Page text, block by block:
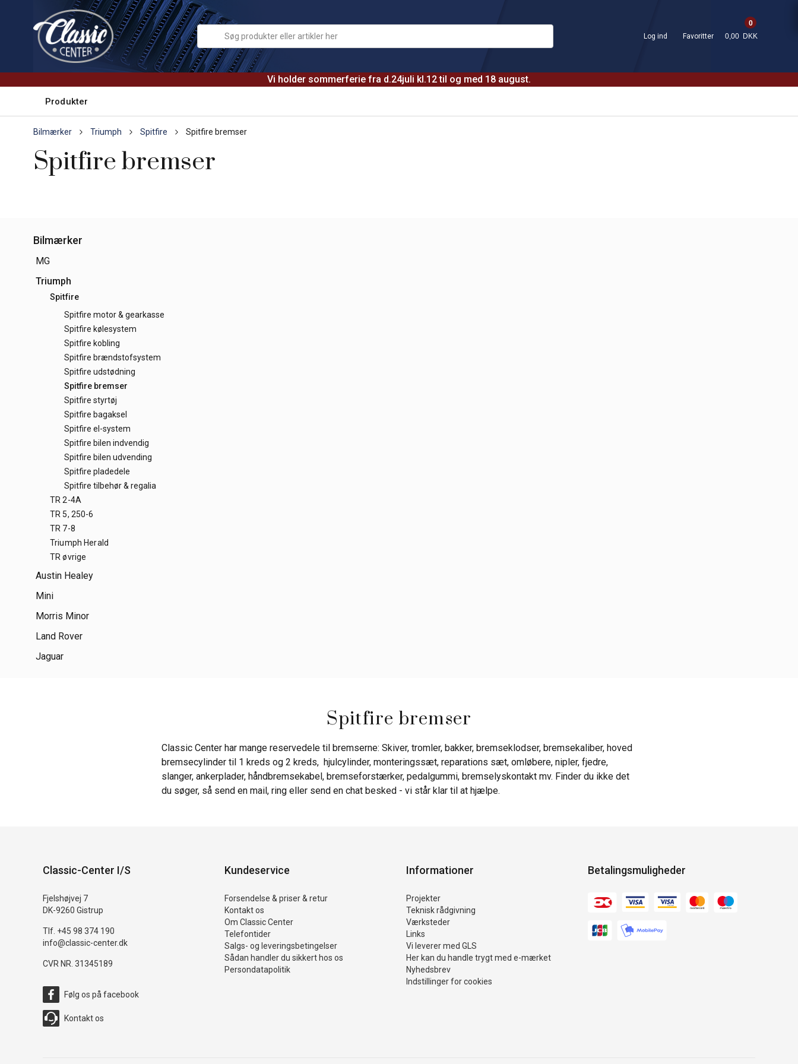
Vi holder sommerferie fra d.24juli kl.12 til og med 18 august.
Log ind Favoritter
0
0,00 DKK
Produkter
Bilmærker Triumph Spitfire Spitfire bremser
Spitfire bremser
Bilmærker
MG
Triumph
Spitfire
Spitfire motor & gearkasse
Spitfire kølesystem
Spitfire kobling
Spitfire brændstofsystem
Spitfire udstødning
Spitfire bremser
Spitfire styrtøj
Spitfire bagaksel
Spitfire el-system
Spitfire bilen indvendig
Spitfire bilen udvending
Spitfire pladedele
Spitfire tilbehør & regalia
TR 2-4A
TR 5, 250-6
TR 7-8
Triumph Herald
TR øvrige
Austin Healey
Mini
Morris Minor
Land Rover
Jaguar
Spitfire bremser
Classic Center har mange reservedele til bremserne: Skiver, tromler, bakker, bremseklodser, bremsekaliber, hoved
bremsecylinder til 1 kreds og 2 kreds, hjulcylinder, monteringssæt, reparations sæt, omløbere, nipler, fjedre,
slanger, ankerplader, håndbremsekabel, bremseforstærker, pedalgummi, bremselyskontakt mv. Finder du ikke det
du søger, så send en mail, ring eller send en chat besked - vi står klar til at hjælpe.
Classic-Center I/S
Fjelshøjvej 7
DK-9260 Gistrup
Tlf. +45 98 374 190
info@classic-center.dk
CVR NR. 31345189
Følg os på facebook
Kontakt os
Kundeservice
Forsendelse & priser & retur
Kontakt os
Om Classic Center
Telefontider
Salgs- og leveringsbetingelser
Sådan handler du sikkert hos os
Persondatapolitik
Informationer
Projekter
Teknisk rådgivning
Værksteder
Links
Vi leverer med GLS
Her kan du handle trygt med e-mærket
Nyhedsbrev
Indstillinger for cookies
Betalingsmuligheder